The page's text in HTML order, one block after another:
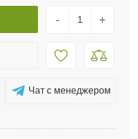
- +
Чат c менеджером